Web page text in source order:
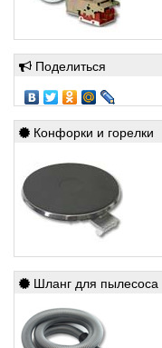
Поделиться
Конфорки и горелки
Шланг для пылесоса